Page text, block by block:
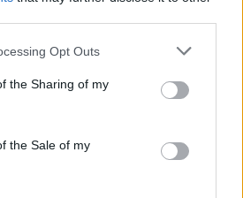
app uses one or more Google
usage behaviour. You may click to
Google and its third-party tags to
specified purposes in below Google
Opt Outs
the Sharing of my
the Sale of my
Συννεφιά
29°Άνεμος4 bf